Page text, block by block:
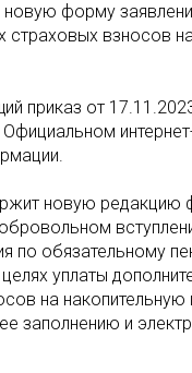
форму
страховых взносов
приказ от
Официальном
новую
по обязательному
уплаты
на накопительную
заполнению и